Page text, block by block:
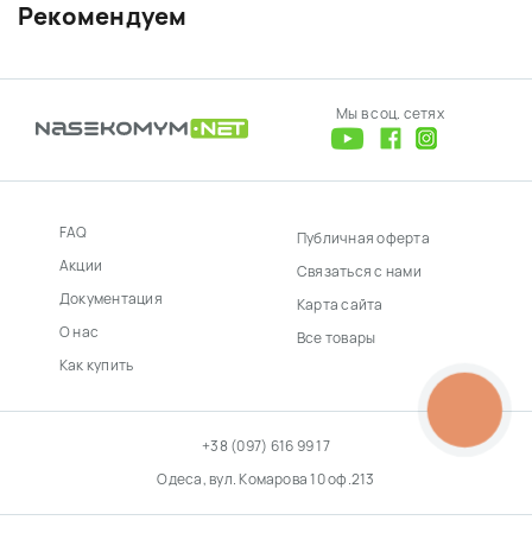
Рекомендуем
Мы в соц. сетях
FAQ
Акции
Документация
О нас
Как купить
Публичная оферта
Связаться с нами
Карта сайта
Все товары
+38 (097) 616 99 17
Одеса, вул. Комарова 10 оф.213